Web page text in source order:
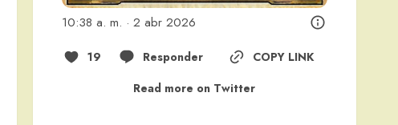
10:38 a. m. · 2 abr 2026
19 Responder
COPY LINK
Read more on Twitter